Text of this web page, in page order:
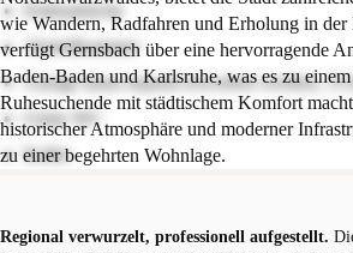
wie Wandern, Radfahren und Erholung in
verfügt Gernsbach über eine hervorragende
Baden-Baden und Karlsruhe, was es zu
Ruhesuchende mit städtischem Komfort
historischer Atmosphäre und moderner
zu einer begehrten Wohnlage.
Einbauküche
Abstellkammer
Garage kann separat erworben werden,
Gäste WC
Keller
Regional verwurzelt, professionell aufgestellt.